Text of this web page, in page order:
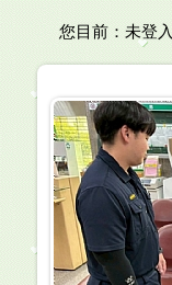
您目前： 未登入